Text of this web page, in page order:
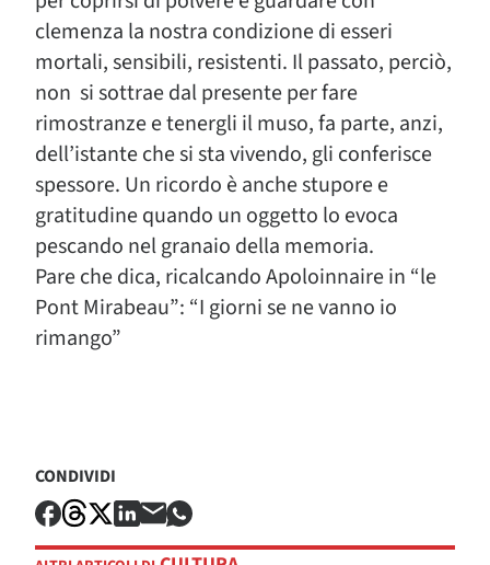
clemenza la nostra condizione di esseri
mortali, sensibili, resistenti. Il passato, perciò,
non si sottrae dal presente per fare
rimostranze e tenergli il muso, fa parte, anzi,
dell’istante che si sta vivendo, gli conferisce
spessore. Un ricordo è anche stupore e
gratitudine quando un oggetto lo evoca
pescando nel granaio della memoria.
Pare che dica, ricalcando Apoloinnaire in “le
Pont Mirabeau”: “I giorni se ne vanno io
rimango”
CONDIVIDI